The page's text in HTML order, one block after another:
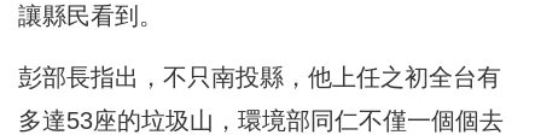
讓縣民看到。
彭部長指出，不只南投縣，他上任之初全台有
多達53座的垃圾山，環境部同仁不僅一個個去